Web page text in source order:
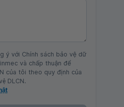
ý với Chính sách bảo vệ dữ
và chấp thuận để
của tôi theo quy định của
DLCN.